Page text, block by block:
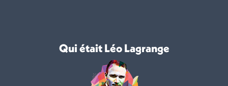
Qui était Léo Lagrange